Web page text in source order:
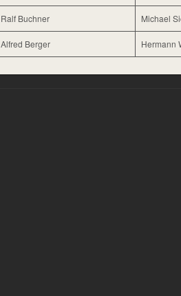
Ralf Buchner Michael
Alfred Berger Hermann